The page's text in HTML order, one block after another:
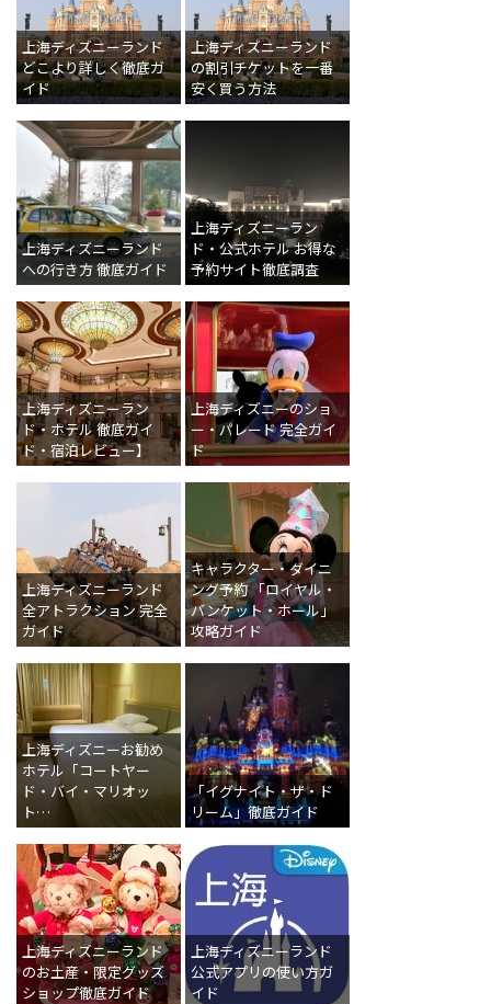
上海ディズニーランド
どこより詳しく徹底ガ
イド
上海ディズニーランド
の割引チケットを一番
安く買う方法
上海ディズニーランド
への行き方 徹底ガイド
上海ディズニーラン
ド・公式ホテル お得な
予約サイト徹底調査
上海ディズニーラン
ド・ホテル 徹底ガイ
ド・宿泊レビュー】
上海ディズニーのショ
ー・パレード 完全ガイ
ド
上海ディズニーランド
全アトラクション 完全
ガイド
キャラクター・ダイニ
ング予約 「ロイヤル・
バンケット・ホール」
攻略ガイド
上海ディズニーお勧め
ホテル「コートヤー
ド・バイ・マリオッ
ト…
「イグナイト・ザ・ド
リーム」徹底ガイド
上海ディズニーランド
のお土産・限定グッズ
ショップ徹底ガイド
上海ディズニーランド
公式アプリの使い方ガ
イド